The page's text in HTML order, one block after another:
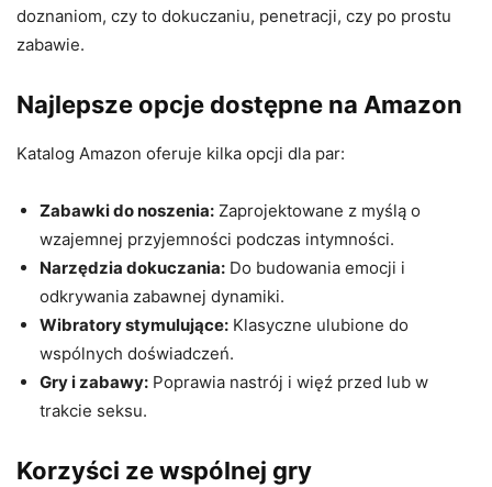
doznaniom, czy to dokuczaniu, penetracji, czy po prostu
zabawie.
Najlepsze opcje dostępne na Amazon
Katalog Amazon oferuje kilka opcji dla par:
Zabawki do noszenia: Zaprojektowane z myślą o
wzajemnej przyjemności podczas intymności.
Narzędzia dokuczania: Do budowania emocji i
odkrywania zabawnej dynamiki.
Wibratory stymulujące: Klasyczne ulubione do
wspólnych doświadczeń.
Gry i zabawy: Poprawia nastrój i więź przed lub w
trakcie seksu.
Korzyści ze wspólnej gry